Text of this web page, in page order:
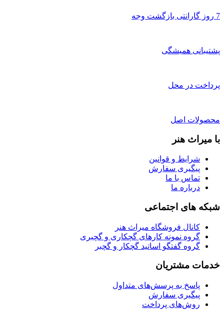
7 روز گارانتی بازگشت وجه
پشتیبانی همیشگی
پرداخت در محل
محصولات اصل
با میراث هنر
شرایط و قوانین
پیگیری سفارش
تماس با ما
درباره ما
شبکه های اجتماعی
کانال فروشگاه میراث هنر
گروه نمونه کارهای گچکاری و گچبری
گروه گفتگو اساتید گچکار و گچبر
خدمات مشتریان
پاسخ به پرسش‌های متداول
پیگیری سفارش
روش‌های پرداخت